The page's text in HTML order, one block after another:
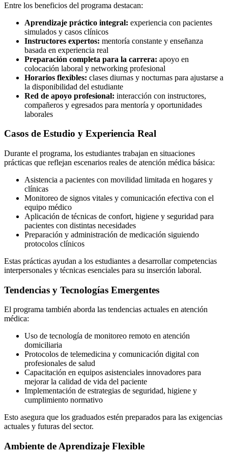
Entre los beneficios del programa destacan:
Aprendizaje práctico integral: experiencia con pacientes
simulados y casos clínicos
Instructores expertos: mentoría constante y enseñanza
basada en experiencia real
Preparación completa para la carrera: apoyo en
colocación laboral y networking profesional
Horarios flexibles: clases diurnas y nocturnas para ajustarse a
la disponibilidad del estudiante
Red de apoyo profesional: interacción con instructores,
compañeros y egresados para mentoría y oportunidades
laborales
Casos de Estudio y Experiencia Real
Durante el programa, los estudiantes trabajan en situaciones
prácticas que reflejan escenarios reales de atención médica básica:
Asistencia a pacientes con movilidad limitada en hogares y
clínicas
Monitoreo de signos vitales y comunicación efectiva con el
equipo médico
Aplicación de técnicas de confort, higiene y seguridad para
pacientes con distintas necesidades
Preparación y administración de medicación siguiendo
protocolos clínicos
Estas prácticas ayudan a los estudiantes a desarrollar competencias
interpersonales y técnicas esenciales para su inserción laboral.
Tendencias y Tecnologías Emergentes
El programa también aborda las tendencias actuales en atención
médica:
Uso de tecnología de monitoreo remoto en atención
domiciliaria
Protocolos de telemedicina y comunicación digital con
profesionales de salud
Capacitación en equipos asistenciales innovadores para
mejorar la calidad de vida del paciente
Implementación de estrategias de seguridad, higiene y
cumplimiento normativo
Esto asegura que los graduados estén preparados para las exigencias
actuales y futuras del sector.
Ambiente de Aprendizaje Flexible